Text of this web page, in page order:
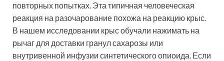
повторных попытках. Эта типичная человеческая
реакция на разочарование похожа на реакцию крыс.
В нашем исследовании крыс обучали нажимать на
рычаг для доставки гранул сахарозы или
внутривенной инфузии синтетического опиоида. Если